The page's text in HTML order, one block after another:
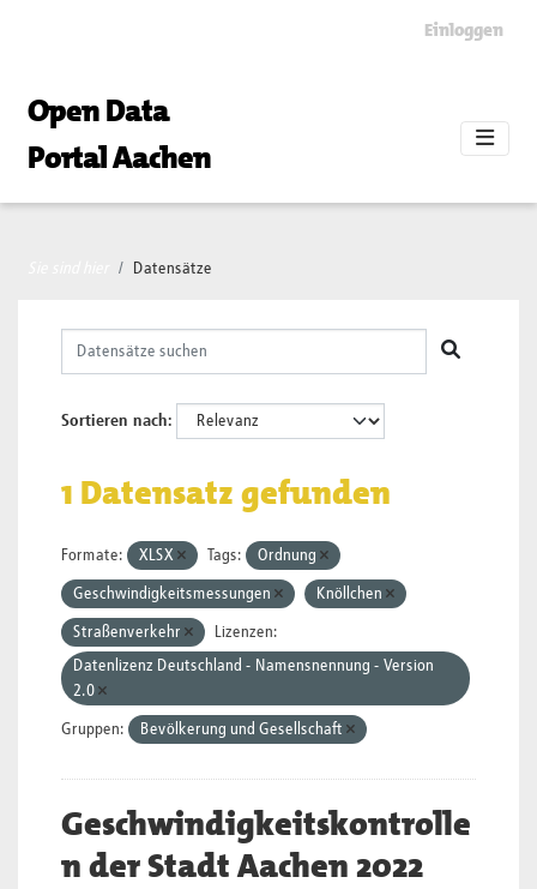
Einloggen
Open Data
Portal Aachen
Datensätze
Sortieren nach
1 Datensatz gefunden
Formate: XLSX Tags: Ordnung
Geschwindigkeitsmessungen Knöllchen
Straßenverkehr
Lizenzen:
Datenlizenz Deutschland - Namensnennung - Version
2.0
Gruppen: Bevölkerung und Gesellschaft
Geschwindigkeitskontrolle
n der Stadt Aachen 2022